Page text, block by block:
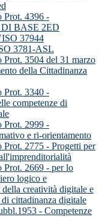
Prot. 4396 -
BASE 2ED
37944
3781-ASL
3504 del 31 marzo
della Cittadinanza
Prot. 3340 -
competenze di
Prot. 2999 -
e ri-orientamento
2775 - Progetti per
2669 - per lo
logico e
creatività digitale e
cittadinanza digitale
- Competenze